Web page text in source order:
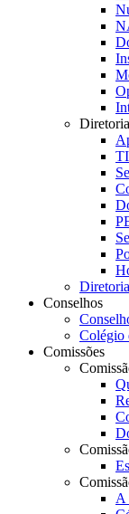
Conselhos
Colégio
Comissões
A